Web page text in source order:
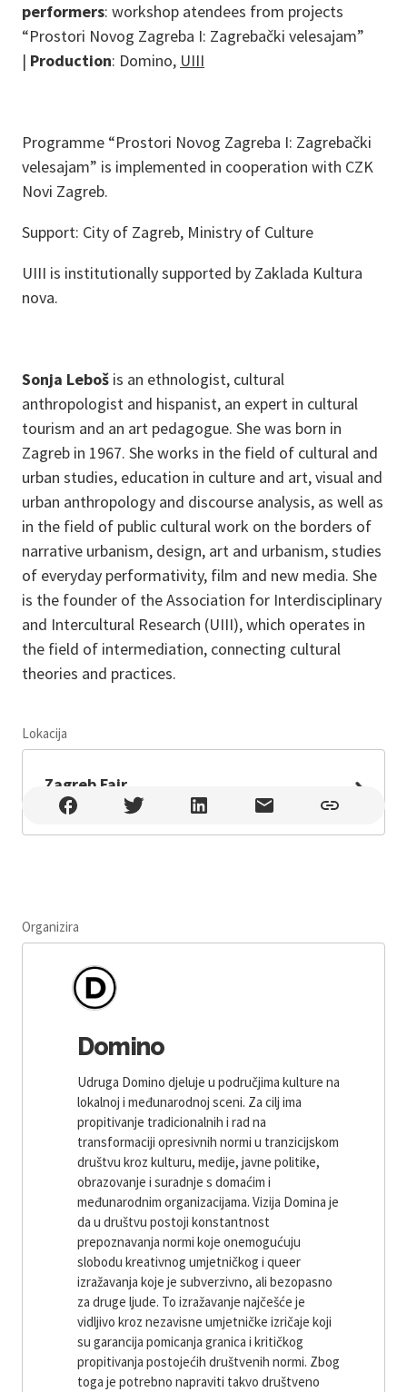
performers: workshop atendees from projects
“Prostori Novog Zagreba I: Zagrebački velesajam”
| Production: Domino, UIII
Programme “Prostori Novog Zagreba I: Zagrebački
velesajam” is implemented in cooperation with CZK
Novi Zagreb.
Support: City of Zagreb, Ministry of Culture
UIII is institutionally supported by Zaklada Kultura
nova.
Sonja Leboš is an ethnologist, cultural
anthropologist and hispanist, an expert in cultural
tourism and an art pedagogue. She was born in
Zagreb in 1967. She works in the field of cultural and
urban studies, education in culture and art, visual and
urban anthropology and discourse analysis, as well as
in the field of public cultural work on the borders of
narrative urbanism, design, art and urbanism, studies
of everyday performativity, film and new media. She
is the founder of the Association for Interdisciplinary
and Intercultural Research (UIII), which operates in
the field of intermediation, connecting cultural
theories and practices.
Lokacija
Zagreb Fair
Zagreb Fair , Zagreb , Avenija Dubrovnik 15, Zagreb
Organizira
Domino
Udruga Domino djeluje u područjima kulture na
lokalnoj i međunarodnoj sceni. Za cilj ima
propitivanje tradicionalnih i rad na
transformaciji opresivnih normi u tranzicijskom
društvu kroz kulturu, medije, javne politike,
obrazovanje i suradnje s domaćim i
međunarodnim organizacijama. Vizija Domina je
da u društvu postoji konstantnost
prepoznavanja normi koje onemogućuju
slobodu kreativnog umjetničkog i queer
izražavanja koje je subverzivno, ali bezopasno
za druge ljude. To izražavanje najčešće je
vidljivo kroz nezavisne umjetničke izričaje koji
su garancija pomicanja granica i kritičkog
propitivanja postojećih društvenih normi. Zbog
toga je potrebno napraviti takvo društveno